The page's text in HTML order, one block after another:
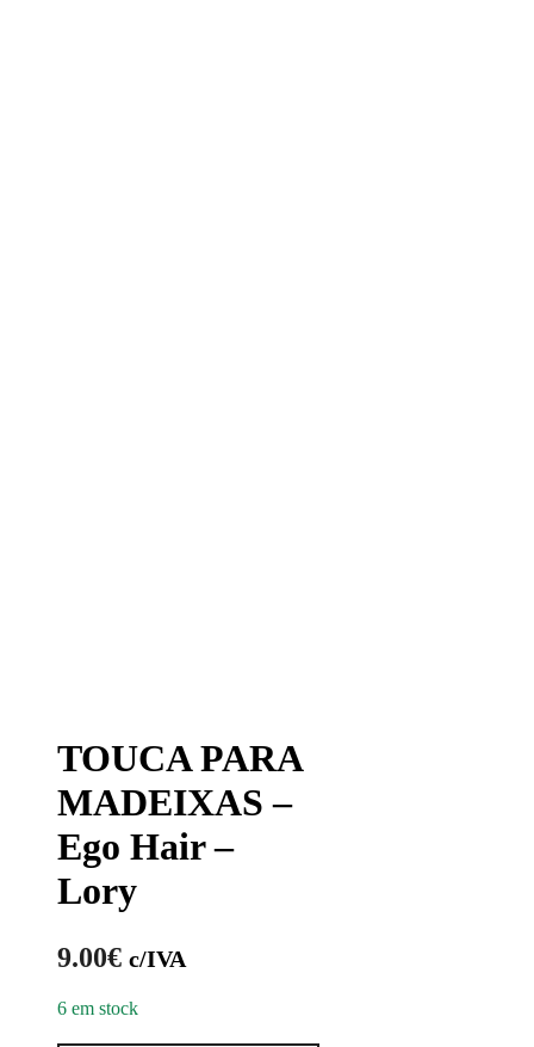
TOUCA PARA
MADEIXAS –
Ego Hair –
Lory
9.00€ c/IVA
6 em stock